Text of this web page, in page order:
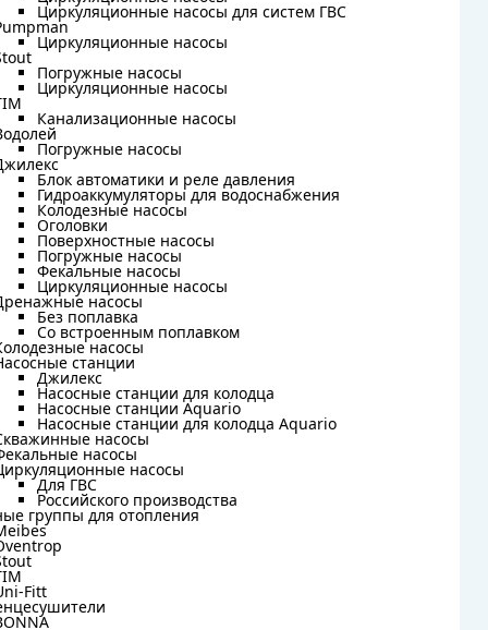
Циркуляционные насосы для систем ГВС
Циркуляционные насосы
Погружные насосы
Циркуляционные насосы
Канализационные насосы
Погружные насосы
Блок автоматики и реле давления
Гидроаккумуляторы для водоснабжения
Колодезные насосы
Оголовки
Поверхностные насосы
Погружные насосы
Фекальные насосы
Циркуляционные насосы
насосы
Без поплавка
Со встроенным поплавком
насосы
станции
Джилекс
Насосные станции для колодца
Насосные станции Aquario
Насосные станции для колодца Aquario
насосы
насосы
насосы
Для ГВС
Российского производства
группы для отопления
Fitt
Циркуляционные насосы для систем ГВС
Циркуляционные насосы
Погружные насосы
Циркуляционные насосы
Канализационные насосы
Погружные насосы
Блок автоматики и реле давления
Гидроаккумуляторы для водоснабжения
Колодезные насосы
Оголовки
Поверхностные насосы
Погружные насосы
Фекальные насосы
Циркуляционные насосы
насосы
Без поплавка
Со встроенным поплавком
насосы
станции
Джилекс
Насосные станции для колодца
Насосные станции Aquario
Насосные станции для колодца Aquario
насосы
насосы
насосы
Для ГВС
Российского производства
группы для отопления
Fitt